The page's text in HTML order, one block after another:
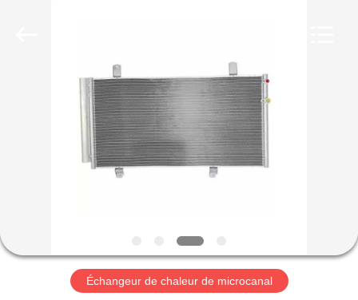
MAISON
PRODUITS
DE
NOUS
Échangeur de chaleur de microcanal